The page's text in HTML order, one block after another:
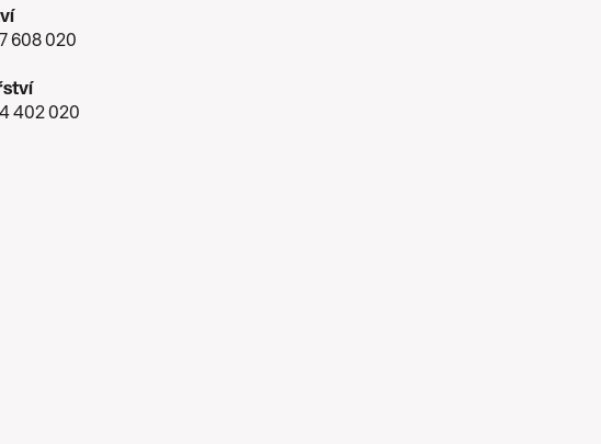
608 020
402 020